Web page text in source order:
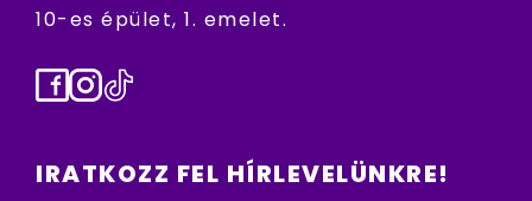
10-es épület, 1. emelet.
Facebook
Instagram
TikTok
IRATKOZZ FEL HÍRLEVELÜNKRE!